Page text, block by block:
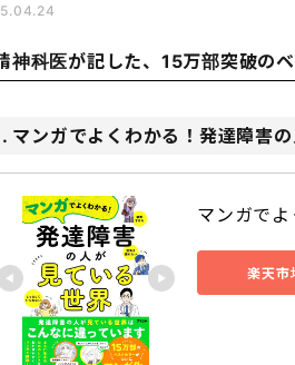
神科医が記した、15万部突破の
マンガでよくわかる！発達障害
マンガで
楽天市